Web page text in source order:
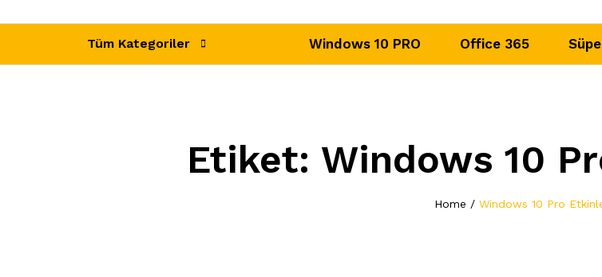
Tüm Kategoriler Windows 10 PRO Office 365
Etiket: Windows 10
Home / Windows 10 Pro